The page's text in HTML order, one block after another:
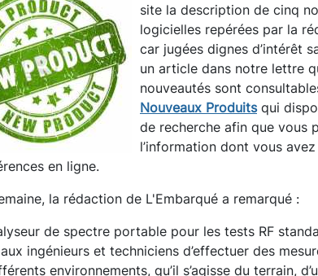
site la description de cinq
logicielles repérées par la
car jugées dignes d’intérêt
un article dans notre lettre
nouveautés sont
Nouveaux Produitsqui
de recherche afin que vous
l’information dont vous
en ligne.
la rédaction de L'Embarqué a remarqué :
de spectre portable pour les tests RF
ingénieurs et techniciens d’effectuer des
environnements, qu’il s’agisse du terrain,